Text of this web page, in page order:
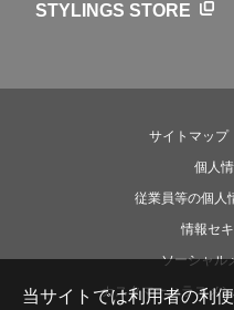
STYLINGS STORE
サイトマップ
個人
従業員等の個人
情報セ
ソーシャル
カスタマーハラスメ
当サイトでは利用者の利